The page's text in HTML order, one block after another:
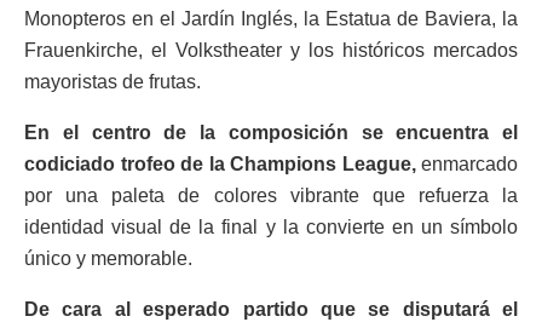
Monopteros en el Jardín Inglés, la Estatua de Baviera, la
Frauenkirche, el Volkstheater y los históricos mercados
mayoristas de frutas.
En el centro de la composición se encuentra el
codiciado trofeo de la Champions League,enmarcado
por una paleta de colores vibrante que refuerza la
identidad visual de la final y la convierte en un símbolo
único y memorable.
De cara al esperado partido que se disputará el